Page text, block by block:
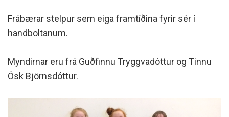
Frábærar stelpur sem eiga framtíðina fyrir sér í
handboltanum.
Myndirnar eru frá Guðfinnu Tryggvadóttur og Tinnu
Ósk Björnsdóttur.